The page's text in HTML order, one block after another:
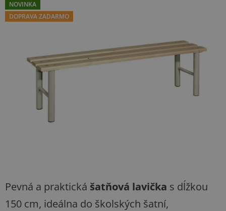
Pevná a praktická šatňová lavička s dĺžkou
150 cm, ideálna do školských šatní,
je
hviezdičiek.
NOVINKA
DOPRAVA ZADARMO